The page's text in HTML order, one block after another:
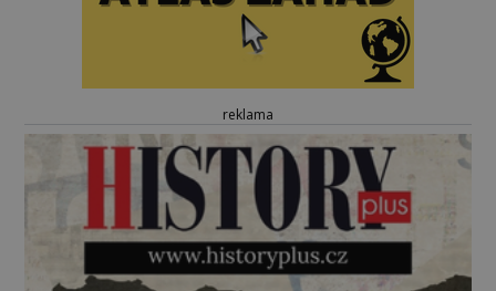
reklama